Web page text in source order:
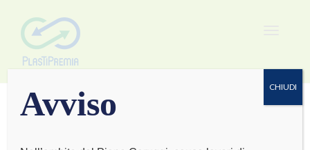
Avviso CHIUDI